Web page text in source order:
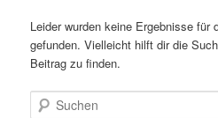
Leider wurden keine Ergebnisse für
gefunden. Vielleicht hilft dir die
Beitrag zu finden.
Suchen